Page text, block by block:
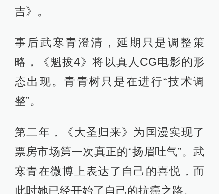
吉》。
事后武寒青澄清，延期只是调整策
略，《魁拔4》将以真人CG电影的形
态出现。青青树只是在进行“技术调
整”。
第二年，《大圣归来》为国漫实现了
票房市场第一次真正的“扬眉吐气”。武
寒青在微博上表达了自己的喜悦，而
此时她已经开始了自己的抗癌之路。